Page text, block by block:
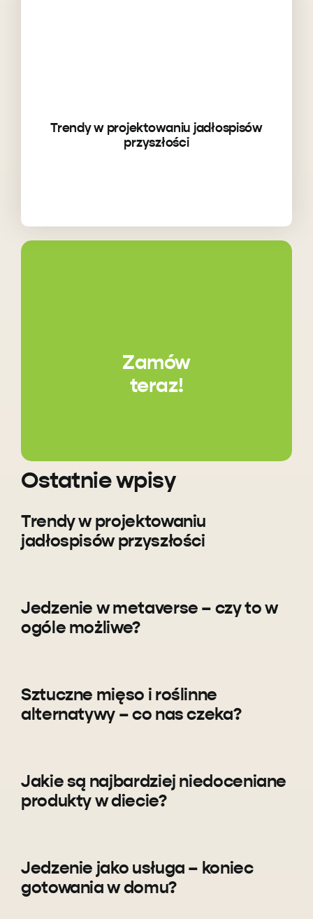
Trendy w projektowaniu jadłospisów
przyszłości
Zamów
teraz!
Ostatnie wpisy
Trendy w projektowaniu
jadłospisów przyszłości
Jedzenie w metaverse – czy to w
ogóle możliwe?
Sztuczne mięso i roślinne
alternatywy – co nas czeka?
Jakie są najbardziej niedoceniane
produkty w diecie?
Jedzenie jako usługa – koniec
gotowania w domu?